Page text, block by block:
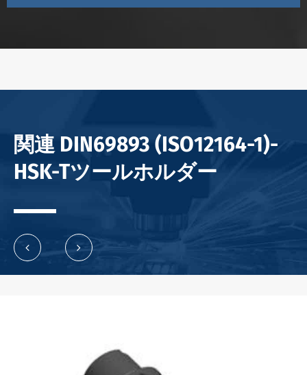
関連 DIN69893 (ISO12164-1)-
HSK-Tツールホルダー